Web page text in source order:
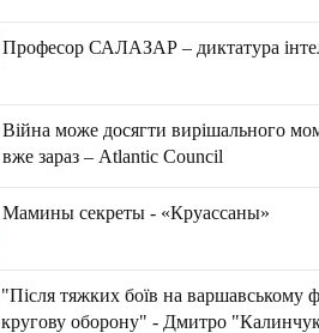
Професор САЛАЗАР – диктатура
Війна може досягти вирішального
вже зараз – Atlantic Council
Мамины секреты - «Круассаны»
"Після тяжких боїв на варшавському
кругову оборону" - Дмитро